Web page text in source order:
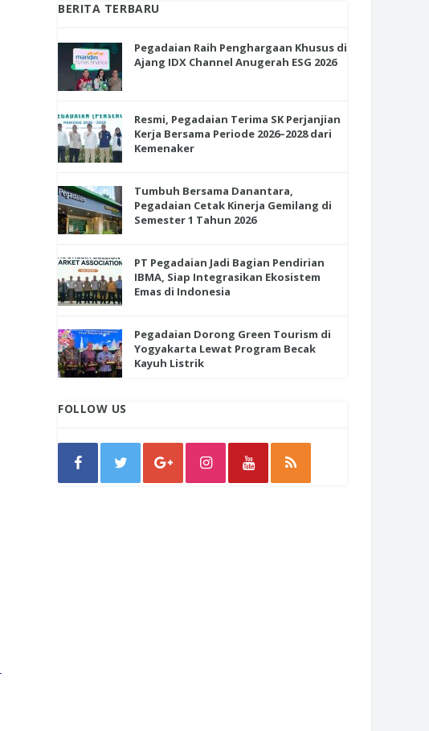
BERITA TERBARU
Pegadaian Raih Penghargaan Khusus di
Ajang IDX Channel Anugerah ESG 2026
Resmi, Pegadaian Terima SK Perjanjian
Kerja Bersama Periode 2026–2028 dari
Kemenaker
Tumbuh Bersama Danantara,
Pegadaian Cetak Kinerja Gemilang di
Semester 1 Tahun 2026
PT Pegadaian Jadi Bagian Pendirian
IBMA, Siap Integrasikan Ekosistem
Emas di Indonesia
Pegadaian Dorong Green Tourism di
Yogyakarta Lewat Program Becak
Kayuh Listrik
FOLLOW US